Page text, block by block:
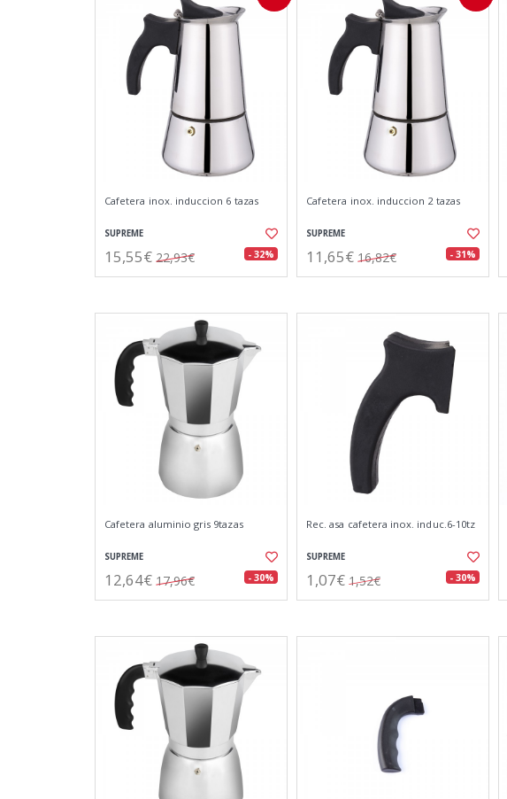
Cafetera inox. induccion 6 tazas
SUPREME
15,55€ 22,93€ - 32%
Cafetera inox. induccion 2 tazas
SUPREME
11,65€ 16,82€ - 31%
Cafetera aluminio gris 9tazas
SUPREME
12,64€ 17,96€ - 30%
Rec. asa cafetera inox. induc.6-10tz
SUPREME
1,07€ 1,52€ - 30%